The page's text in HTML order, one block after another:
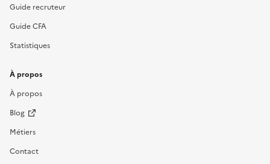
Guide recruteur
Guide CFA
Statistiques
À propos
À propos
Blog
Métiers
Contact